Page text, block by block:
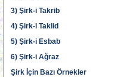
3) Şirk-i Takrib
4) Şirk-i Taklid
5) Şirk-i Esbab
6) Şirk-i Ağraz
Şirk İçin Bazı Örnekler